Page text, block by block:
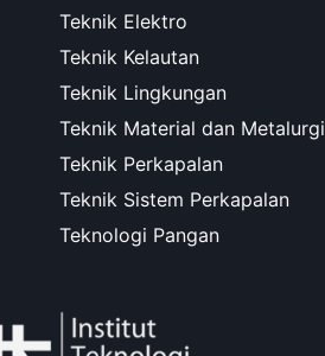
Teknik Elektro
Teknik Kelautan
Teknik Lingkungan
Teknik Material dan Metalurgi
Teknik Perkapalan
Teknik Sistem Perkapalan
Teknologi Pangan